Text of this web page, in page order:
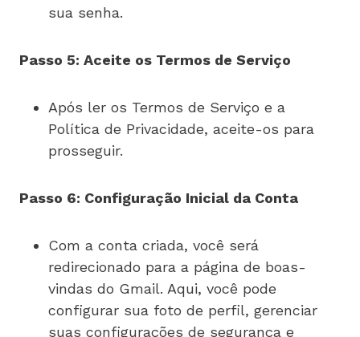
sua senha.
Passo 5: Aceite os Termos de Serviço
Após ler os Termos de Serviço e a
Política de Privacidade, aceite-os para
prosseguir.
Passo 6: Configuração Inicial da Conta
Com a conta criada, você será
redirecionado para a página de boas-
vindas do Gmail. Aqui, você pode
configurar sua foto de perfil, gerenciar
suas configurações de segurança e